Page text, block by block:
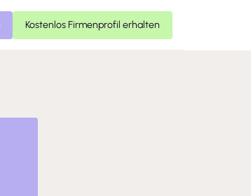
Kostenlos Firmenprofil erhalten